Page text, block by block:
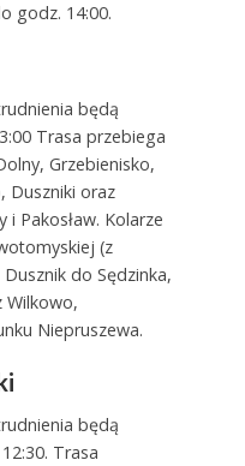
godz. 14:00.
będą
Trasa przebiega
Grzebienisko,
Duszniki oraz
Pakosław. Kolarze
(z
do Sędzinka,
Wilkowo,
Niepruszewa.
będą
Trasa